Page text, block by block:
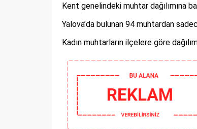
Kent genelindeki muhtar dağılımına
Yalova’da bulunan 94 muhtardan
Kadın muhtarların ilçelere göre